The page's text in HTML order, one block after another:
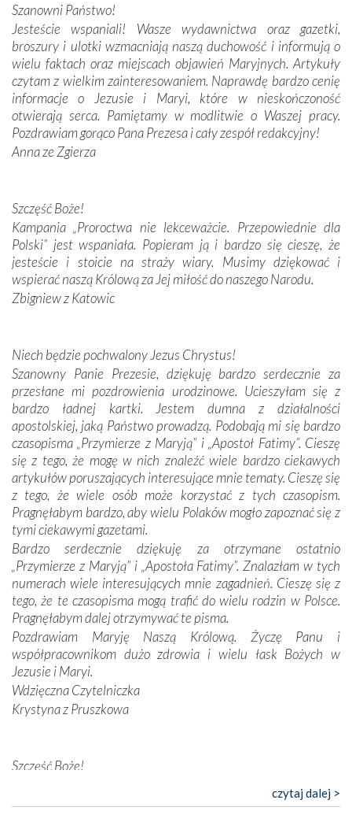
budowniczych.
Podążyliśmy też śladami fatimskich wizjonerów – Łucji
dos Santos oraz świętych Hiacynty i Franciszka Marto.
Modliliśmy się przy ich grobach. Odprawiliśmy Drogę
Krzyżową w ich rodzinnych stronach, odwiedziliśmy
domy, w których żyli.
W miejscu objawień Matki Bożej zapaliliśmy świece
Podczas tej kilkudniowej wyprawy na każdym kroku
spotykaliśmy się z serdeczną otwartością
Portugalczyków. Podziwialiśmy ich ludową sztukę i
zwyczaje. Mimo że nasze kraje są od siebie bardzo
oddalone, w żaden sposób nie czuliśmy się obco.
Sprawiła to oczywiście sama Matka Boża, ale też
kulturowa bliskość biorąca swój początek w naszej
mieliśmy okazję przekonać się, że Maryja swoją opieką
otacza nie tylko nasz naród, lecz wszystkie nacje, które
się Jej ufnie oddają, a także każdą osobę, która zawierza
Jej siebie oraz swych bliskich.
Dzieje Portugalii to również historia wierności Bogu i
odstępstw, także w życiu władców. Trudne momenty w
wymiarze tak osobistym, jak i zbiorowym, przypominają o
konieczności ciągłego zabiegania o własną duszę i o łaskę
Opatrzności. Wierność przynosi pomyślność –
przynajmniej w życiu duchowym. Odstępstwo owocuje
nieszczęściem i śmiercią. Te uniwersalne prawdy
przychodziły na myśl, gdy słuchaliśmy opowieści
przewodników o portugalskich monarchach i wodzach,
zwycięskich bitwach i nieszczęśliwych losach grzesznych
kochanków.
Byli tym razem pośród Apostołów Fatimy reprezentanci
każdego spośród żyjących pokoleń. Najmłodszy uczestnik
liczył sobie 13 lat, zaś senior, pan Zdzisław – już 94.
Całe życie marzyłem, by tu przyjechać
Nasza pielgrzymka nie byłaby tak bogata w duchową treść
Oprócz zapewnienia nam możliwości codziennego
Szanowni Państwo!
Jesteście wspaniali! Wasze wydawnictwa oraz gazetki,
broszury i ulotki wzmacniają naszą duchowość i informują o
wielu faktach oraz miejscach objawień Maryjnych. Artykuły
czytam z wielkim zainteresowaniem. Naprawdę bardzo cenię
informacje o Jezusie i Maryi, które w nieskończoność
otwierają serca. Pamiętamy w modlitwie o Waszej pracy.
Pozdrawiam gorąco Pana Prezesa i cały zespół redakcyjny!
Anna ze Zgierza
Szczęść Boże!
Kampania „Proroctwa nie lekceważcie. Przepowiednie dla
Polski” jest wspaniała. Popieram ją i bardzo się cieszę, że
jesteście i stoicie na straży wiary. Musimy dziękować i
wspierać naszą Królową za Jej miłość do naszego Narodu.
Zbigniew z Katowic
Niech będzie pochwalony Jezus Chrystus!
Szanowny Panie Prezesie, dziękuję bardzo serdecznie za
przesłane mi pozdrowienia urodzinowe. Ucieszyłam się z
bardzo ładnej kartki. Jestem dumna z działalności
apostolskiej, jaką Państwo prowadzą. Podobają mi się bardzo
czasopisma „Przymierze z Maryją” i „Apostoł Fatimy”. Cieszę
się z tego, że mogę w nich znaleźć wiele bardzo ciekawych
artykułów poruszających interesujące mnie tematy. Cieszę się
z tego, że wiele osób może korzystać z tych czasopism.
Pragnęłabym bardzo, aby wielu Polaków mogło zapoznać się z
tymi ciekawymi gazetami.
Bardzo serdecznie dziękuję za otrzymane ostatnio
„Przymierze z Maryją” i „Apostoła Fatimy”. Znalazłam w tych
numerach wiele interesujących mnie zagadnień. Cieszę się z
tego, że te czasopisma mogą trafić do wielu rodzin w Polsce.
Pragnęłabym dalej otrzymywać te pisma.
Pozdrawiam Maryję Naszą Królową. Życzę Panu i
współpracownikom dużo zdrowia i wielu łask Bożych w
Jezusie i Maryi.
Wdzięczna Czytelniczka
Krystyna z Pruszkowa
Szczęść Boże!
to pismo, które bardzo sobie cenię i szanuję. Redagujecie
czytaj dalej >